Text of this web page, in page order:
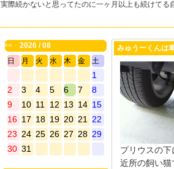
実際続かないと思ってたのに一ヶ月以上も続けてる
<<
2026 / 08
日
月 火 水 木 金 土
1
2
3 4 5 6 7
8
9
10 11 12 13 14 15
16 17 18 19 20 21
22
23 24 25 26 27 28 29
30 31
みゅうーくんは
プリウスの
近所の飼い